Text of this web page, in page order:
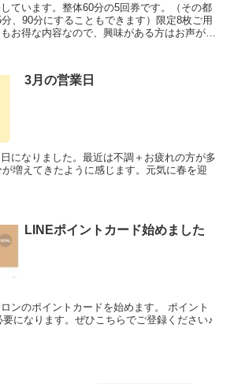
ています。整体60分の5回券です。（その都
、90分にすることもできます）限定8枚ご用
お得な内容なので、興味がある方はお声がけ
3月の営業日
になりました。最近は不調＋お疲れの方が多
増えてきたように感じます。元気に春を迎
LINEポイントカード始めました
ンのポイントカードを始めます。 ポイント
になります。ぜひこちらでご登録ください♪